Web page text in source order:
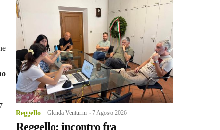
Reggello Glenda Venturini -7 Agosto 2026
Reggello: incontro fra